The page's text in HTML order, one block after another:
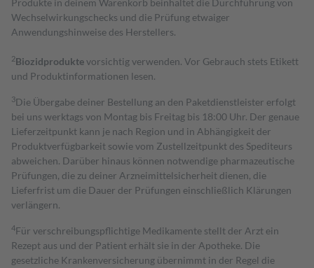
Produkte in deinem Warenkorb beinhaltet die Durchführung von
Wechselwirkungschecks und die Prüfung etwaiger
Anwendungshinweise des Herstellers.
2Biozidproduktevorsichtig verwenden. Vor Gebrauch stets Etikett
und Produktinformationen lesen.
3Die Übergabe deiner Bestellung an den Paketdienstleister erfolgt
bei uns werktags von Montag bis Freitag bis 18:00 Uhr. Der genaue
Lieferzeitpunkt kann je nach Region und in Abhängigkeit der
Produktverfügbarkeit sowie vom Zustellzeitpunkt des Spediteurs
abweichen. Darüber hinaus können notwendige pharmazeutische
Prüfungen, die zu deiner Arzneimittelsicherheit dienen, die
Lieferfrist um die Dauer der Prüfungen einschließlich Klärungen
verlängern.
4Für verschreibungspflichtige Medikamente stellt der Arzt ein
Rezept aus und der Patient erhält sie in der Apotheke. Die
gesetzliche Krankenversicherung übernimmt in der Regel die